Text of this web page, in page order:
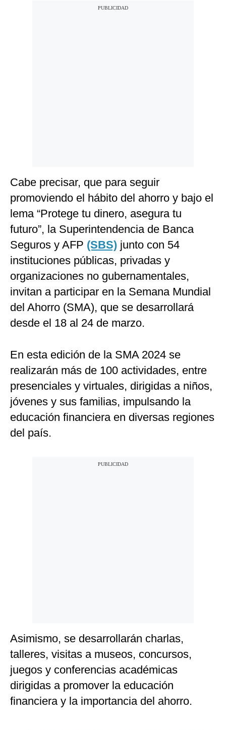
Cabe precisar, que para seguir
promoviendo el hábito del ahorro y bajo el
lema “Protege tu dinero, asegura tu
futuro”, la Superintendencia de Banca
Seguros y AFP (SBS) junto con 54
instituciones públicas, privadas y
organizaciones no gubernamentales,
invitan a participar en la Semana Mundial
del Ahorro (SMA), que se desarrollará
desde el 18 al 24 de marzo.
En esta edición de la SMA 2024 se
realizarán más de 100 actividades, entre
presenciales y virtuales, dirigidas a niños,
jóvenes y sus familias, impulsando la
educación financiera en diversas regiones
del país.
Asimismo, se desarrollarán charlas,
talleres, visitas a museos, concursos,
juegos y conferencias académicas
dirigidas a promover la educación
financiera y la importancia del ahorro.